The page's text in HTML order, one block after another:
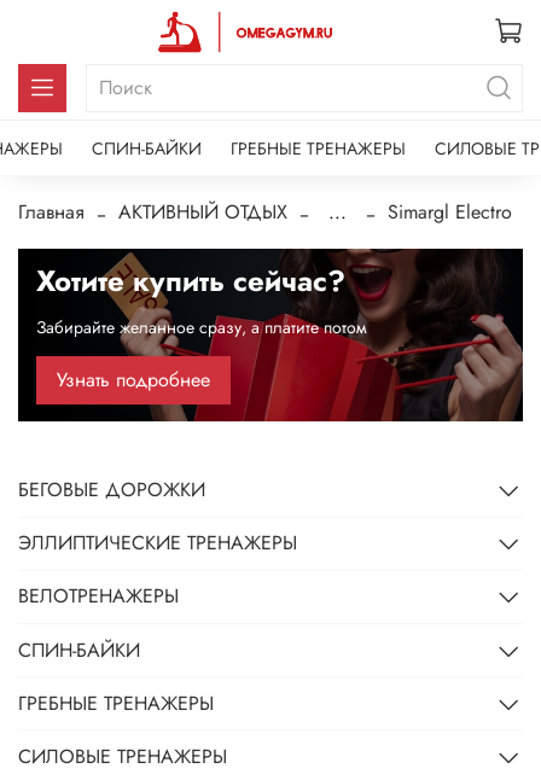
СПИН-БАЙКИ ГРЕБНЫЕ ТРЕНАЖЕРЫ СИЛОВЫЕ
Главная АКТИВНЫЙ ОТДЫХ ... Simargl Electro
Хотите купить сейчас?
Забирайте желанное сразу, а платите потом
Узнать подробнее
БЕГОВЫЕ ДОРОЖКИ
ЭЛЛИПТИЧЕСКИЕ ТРЕНАЖЕРЫ
ВЕЛОТРЕНАЖЕРЫ
СПИН-БАЙКИ
ГРЕБНЫЕ ТРЕНАЖЕРЫ
СИЛОВЫЕ ТРЕНАЖЕРЫ